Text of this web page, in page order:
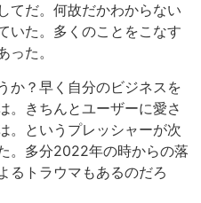
てだ。何故だかわからない
いた。多くのことをこなす
た。
か？早く自分のビジネスを
。きちんとユーザーに愛さ
。というプレッシャーが次
。多分2022年の時からの落
るトラウマもあるのだろ